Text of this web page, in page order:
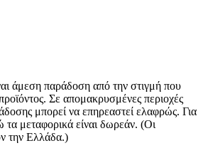
άμεση παράδοση από την στιγμή που
Σε απομακρυσμένες περιοχές
μπορεί να επηρεαστεί ελαφρώς. Για
μεταφορικά είναι δωρεάν. (Οι
την Ελλάδα.)